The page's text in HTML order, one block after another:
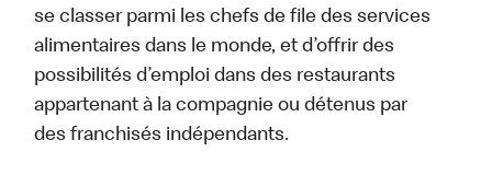
se classer parmi les chefs de file des services
alimentaires dans le monde, et d’offrir des
possibilités d’emploi dans des restaurants
appartenant à la compagnie ou détenus par
des franchisés indépendants.